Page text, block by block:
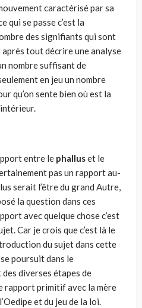
caractérisé par sa
qui se passe c’est la
des signifiants qui sont
tout décrire une analyse
nombre suffisant de
en jeu un nombre
qu’on sente bien où est la
entre le phalluset le
pas un rapport au-
serait l’être du grand Autre,
la question dans ces
avec quelque chose c’est
Car je crois que c’est là le
du sujet dans cette
poursuit dans le
diverses étapes de
rapport primitif avec la mère
et du jeu de la loi.